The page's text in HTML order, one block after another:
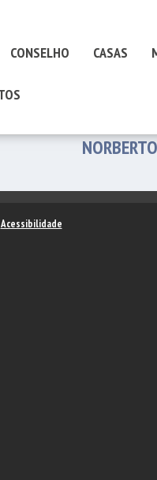
CONSELHO CASAS
Acessibilidade